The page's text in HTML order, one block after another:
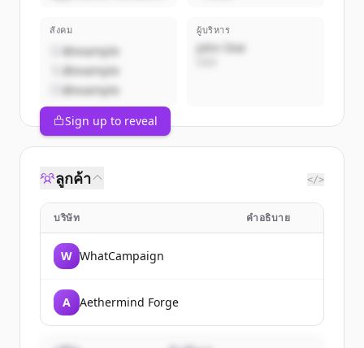
สังคม
@example
@example
@example
ผู้บริหาร
John Doe
Sign up to reveal
ลูกค้า </>
บริษัท คำอธิบาย
W WhatCampaign
A Aethermind Forge